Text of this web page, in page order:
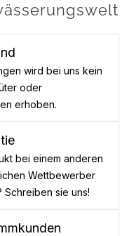
wird bei uns kein
oder
erhoben.
bei einem anderen
Wettbewerber
sie uns!